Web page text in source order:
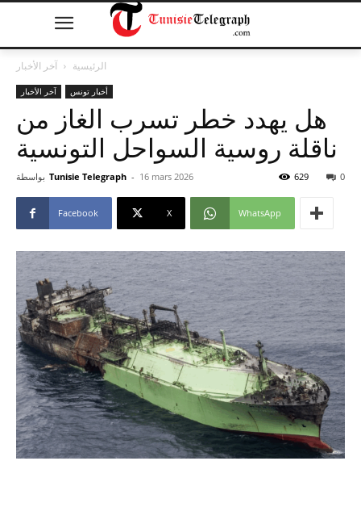
الرئيسية آخر الأخبار
آخر الأخبار أخبار تونس
هل يهدد خطر تسرب الغاز من
ناقلة روسية السواحل التونسية
بواسطة Tunisie Telegraph - 16 mars 2026 0
629
Facebook X WhatsApp